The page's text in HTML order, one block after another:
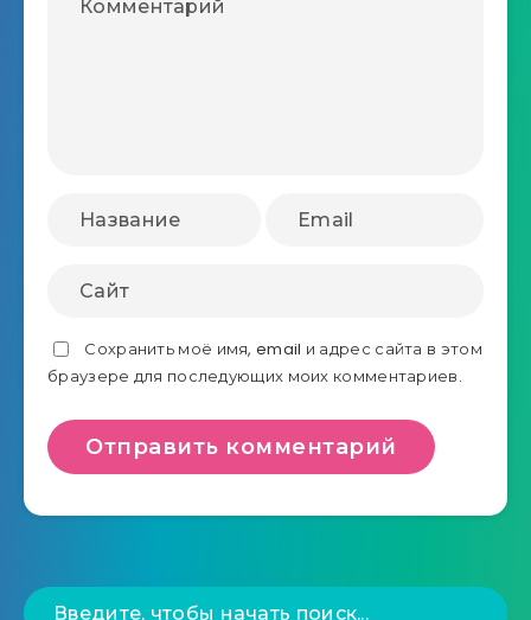
Сохранить моё имя, email и адрес сайта в этом
браузере для последующих моих комментариев.